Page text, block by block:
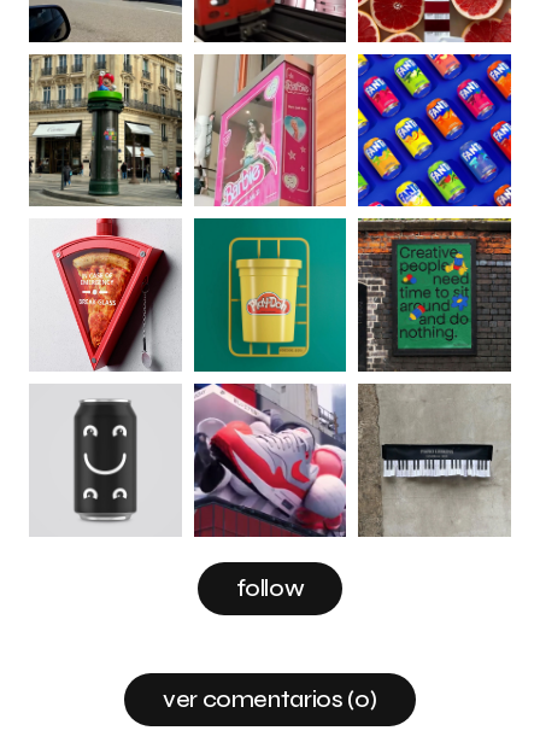
follow
ver comentarios (0)